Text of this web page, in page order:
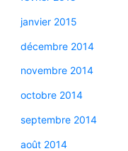
janvier 2015
décembre 2014
novembre 2014
octobre 2014
septembre 2014
août 2014